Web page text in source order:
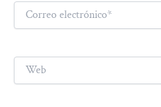
Correo
electrónico*
Web